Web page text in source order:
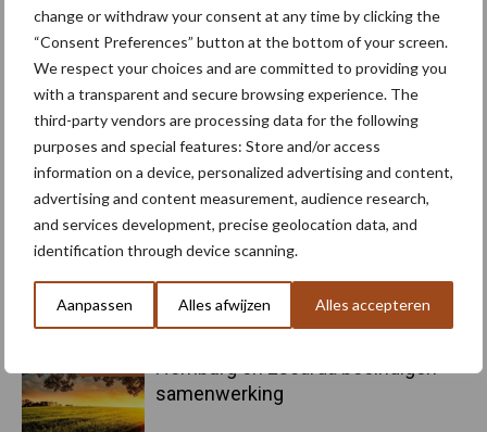
change or withdraw your consent at any time by clicking the
“Consent Preferences” button at the bottom of your screen.
We respect your choices and are committed to providing you
with a transparent and secure browsing experience. The
third-party vendors are processing data for the following
purposes and special features: Store and/or access
information on a device, personalized advertising and content,
advertising and content measurement, audience research,
and services development, precise geolocation data, and
identification through device scanning.
Aanpassen Alles afwijzen Alles accepteren
5 aug
Nieuwe compacte gedragen
pootcombinatie van AVR
4 aug
Provincie Antwerpen breidt
onttrekkingsverbod uit: geen water
meer oppompen uit onbevaarbare
waterlopen
4 aug Bruggen bouwen naar Oost-Europa
samenwerking